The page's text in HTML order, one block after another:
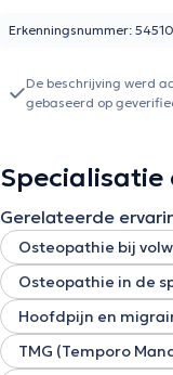
Erkenningsnummer:
De beschrijving werd
gebaseerd op
Specialisatie
Gerelateerde
Osteopathie bij
Osteopathie in de
Hoofdpijn en
TMG (Temporo